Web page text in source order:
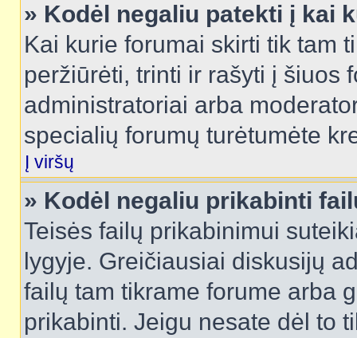
» Kodėl negaliu patekti į kai
Kai kurie forumai skirti tik tam
peržiūrėti, trinti ir rašyti į šiuos
administratoriai arba
specialių forumų turėtumėte
Į viršų
» Kodėl negaliu prikabinti
Teisės failų prikabinimui
lygyje. Greičiausiai diskusijų
failų tam tikrame forume arba
prikabinti. Jeigu nesate dėl to